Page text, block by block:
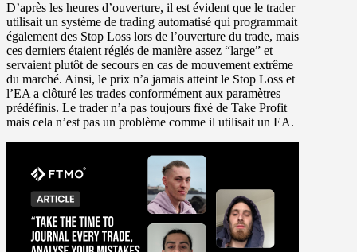
D’après les heures d’ouverture, il est évident que le trader
utilisait un système de trading automatisé qui programmait
également des Stop Loss lors de l’ouverture du trade, mais
ces derniers étaient réglés de manière assez “large” et
servaient plutôt de secours en cas de mouvement extrême
du marché. Ainsi, le prix n’a jamais atteint le Stop Loss et
l’EA a clôturé les trades conformément aux paramètres
prédéfinis. Le trader n’a pas toujours fixé de Take Profit
mais cela n’est pas un problème comme il utilisait un EA.